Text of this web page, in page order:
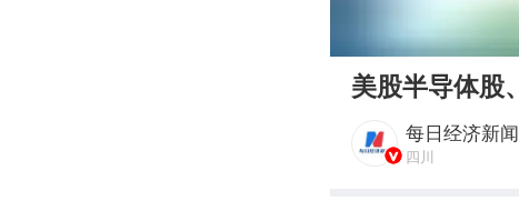
美股半导体股
每日经济新闻
四川